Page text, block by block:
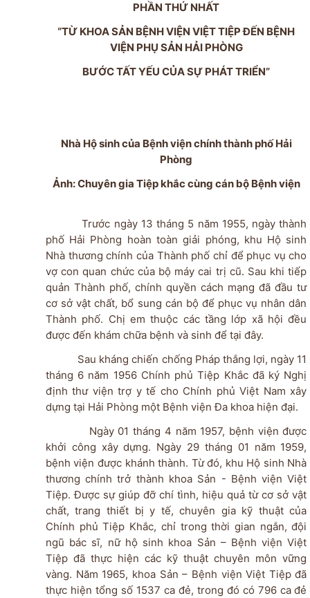
PHẦN THỨ NHẤT
“TỪ KHOA SẢN BỆNH VIỆN VIỆT TIỆP ĐẾN BỆNH
VIỆN PHỤ SẢN HẢI PHÒNG
BƯỚC TẤT YẾU CỦA SỰ PHÁT TRIỂN”
Nhà Hộ sinh của Bệnh viện chính thành phố Hải
Phòng
Ảnh: Chuyên gia Tiệp khắc cùng cán bộ Bệnh viện
Trước ngày 13 tháng 5 năm 1955, ngày thành
phố Hải Phòng hoàn toàn giải phóng, khu Hộ sinh
Nhà thương chính của Thành phố chỉ để phục vụ cho
vợ con quan chức của bộ máy cai trị cũ. Sau khi tiếp
quản Thành phố, chính quyền cách mạng đã đầu tư
cơ sở vật chất, bổ sung cán bộ để phục vụ nhân dân
Thành phố. Chị em thuộc các tầng lớp xã hội đều
được đến khám chữa bệnh và sinh để tại đây.
Sau kháng chiến chống Pháp thắng lợi, ngày 11
tháng 6 năm 1956 Chính phủ Tiệp Khắc đã ký Nghị
định thư viện trợ y tế cho Chính phủ Việt Nam xây
dựng tại Hải Phòng một Bệnh viện Đa khoa hiện đại.
Ngày 01 tháng 4 năm 1957, bệnh viện được
khởi công xây dựng. Ngày 29 tháng 01 năm 1959,
bệnh viện được khánh thành. Từ đó, khu Hộ sinh Nhà
thương chính trở thành khoa Sản - Bệnh viện Việt
Tiệp. Được sự giúp đỡ chí tình, hiệu quả từ cơ sở vật
chất, trang thiết bị y tế, chuyên gia kỹ thuật của
Chính phủ Tiệp Khắc, chỉ trong thời gian ngắn, đội
ngũ bác sĩ, nữ hộ sinh khoa Sản – Bệnh viện Việt
Tiệp đã thực hiện các kỹ thuật chuyên môn vững
vàng. Năm 1965, khoa Sản – Bệnh viện Việt Tiệp đã
thực hiện tổng số 1537 ca đẻ, trong đó có 796 ca đẻ